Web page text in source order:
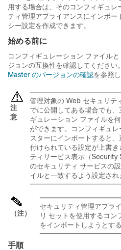
用する場合は、そのコンフィギュレ
ティ管理アプライアンスにインポー
シー設定を作成できます。
始める前に
コンフィギュレーション ファイル
ジョンの互換性を確認してください。
Master のバージョンの確認を参照
注
意
管理対象の Web セキュリテ
でに公開してある場合でも
ギュレーション ファイルを
ができます。コンフィギュ
スターにインポートすると
付けられている設定が上書
ティサービス表示（
のセキュリティ サービスの
イルと一致するよう設定され
（注）
セキュリティ管理アプラ
リ セットを使用するコン
をインポートしようとす
手順